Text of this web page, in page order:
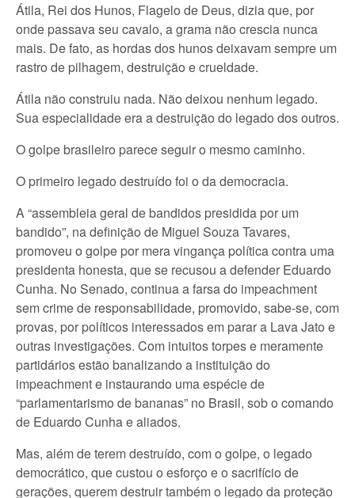
Átila, Rei dos Hunos, Flagelo de Deus, dizia que, por
onde passava seu cavalo, a grama não crescia nunca
mais. De fato, as hordas dos hunos deixavam sempre um
rastro de pilhagem, destruição e crueldade.
Átila não construiu nada. Não deixou nenhum legado.
Sua especialidade era a destruição do legado dos outros.
O golpe brasileiro parece seguir o mesmo caminho.
O primeiro legado destruído foi o da democracia.
A “assembleia geral de bandidos presidida por um
bandido”, na definição de Miguel Souza Tavares,
promoveu o golpe por mera vingança política contra uma
presidenta honesta, que se recusou a defender Eduardo
Cunha. No Senado, continua a farsa do impeachment
sem crime de responsabilidade, promovido, sabe-se, com
provas, por políticos interessados em parar a Lava Jato e
outras investigações. Com intuitos torpes e meramente
partidários estão banalizando a instituição do
impeachment e instaurando uma espécie de
“parlamentarismo de bananas” no Brasil, sob o comando
de Eduardo Cunha e aliados.
Mas, além de terem destruído, com o golpe, o legado
democrático, que custou o esforço e o sacrifício de
gerações, querem destruir também o legado da proteção